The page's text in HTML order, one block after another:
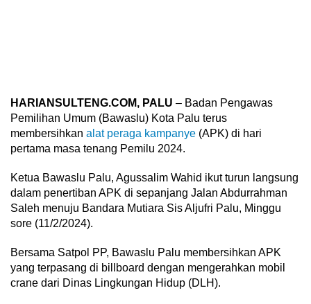
HARIANSULTENG.COM, PALU – Badan Pengawas
Pemilihan Umum (Bawaslu) Kota Palu terus
membersihkan alat peraga kampanye (APK) di hari
pertama masa tenang Pemilu 2024.
Ketua Bawaslu Palu, Agussalim Wahid ikut turun langsung
dalam penertiban APK di sepanjang Jalan Abdurrahman
Saleh menuju Bandara Mutiara Sis Aljufri Palu, Minggu
sore (11/2/2024).
Bersama Satpol PP, Bawaslu Palu membersihkan APK
yang terpasang di billboard dengan mengerahkan mobil
crane dari Dinas Lingkungan Hidup (DLH).